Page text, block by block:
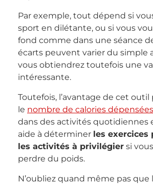
Par exemple, tout dépend si
sport en dilétante, ou si vous
fond comme dans une séance
écarts peuvent varier du simple
vous obtiendrez toutefois une
intéressante.
Toutefois, l’avantage de cet
le nombre de calories dépensées
dans des activités quotidiennes
aide à déterminer les exercices
les activités à privilégier si
perdre du poids.
N’oubliez quand même pas que